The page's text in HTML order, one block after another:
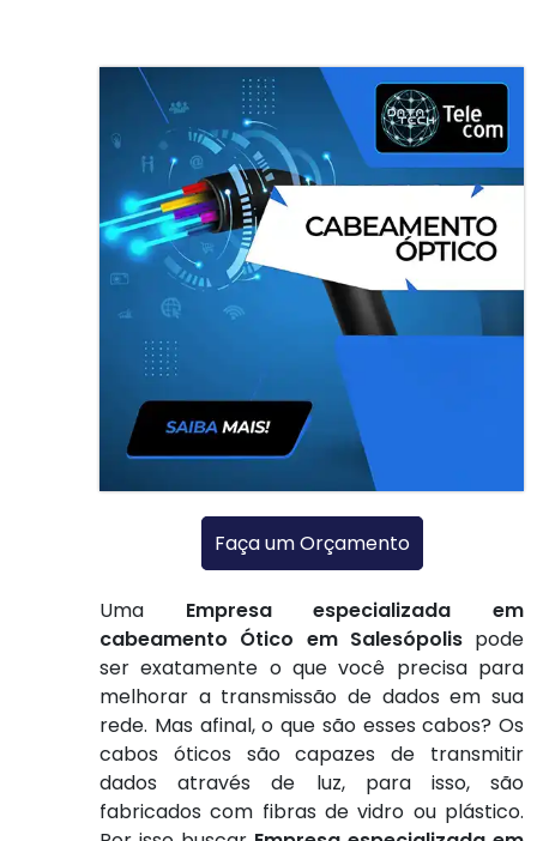
Uma Empresa especializada em
cabeamento Ótico em Salesópolispode
ser exatamente o que você precisa para
melhorar a transmissão de dados em sua
rede. Mas afinal, o que são esses cabos? Os
cabos óticos são capazes de transmitir
dados através de luz, para isso, são
fabricados com fibras de vidro ou plástico.
Faça um Orçamento